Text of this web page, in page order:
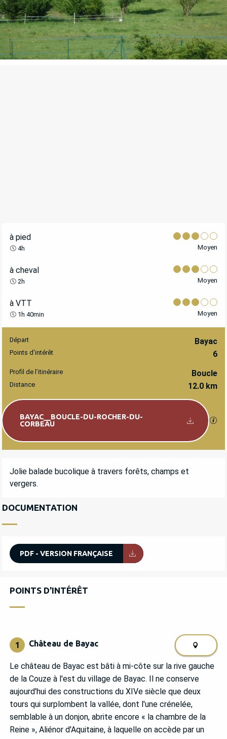
à pied
4h Moyen
à cheval
2h Moyen
à VTT
1h 40min Moyen
INFORMATIONS PRATIQUES
Départ Bayac
Points d'intérêt 6
Profil de l’itinéraire Boucle
Distance 12.0 km
Documentation
BAYAC__BOUCLE-DU-ROCHER-DU-
CORBEAU
DESCRIPTION
Jolie balade bucolique à travers forêts, champs et
vergers.
DOCUMENTATION
PDF - VERSION FRANÇAISE
POINTS D'INTÉRÊT
POINTS D'INTÉRÊT
1 Château de Bayac
Le château de Bayac est bâti à mi-côte sur la rive gauche
de la Couze à l'est du village de Bayac. Il ne conserve
aujourd'hui des constructions du XIVe siècle que deux
tours qui surplombent la vallée, dont l'une crénelée,
semblable à un donjon, abrite encore « la chambre de la
Reine », Aliénor d'Aquitaine, à laquelle on accède par un